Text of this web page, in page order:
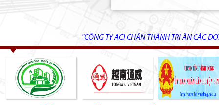
"CÔNG TY ACI CHÂN THÀNH TRI ÂN CÁC